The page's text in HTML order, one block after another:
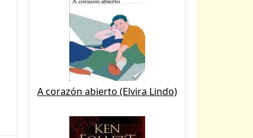
A corazón abierto (Elvira Lindo)